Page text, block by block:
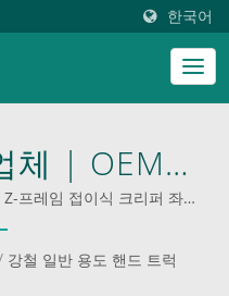
한국어
체 | OEM
트 | 중량 설
공급업체 |
프레임 접이식 크리퍼 좌석
체 | 산업용 접이식 카트 공
강철 일반 용도 핸드 트럭